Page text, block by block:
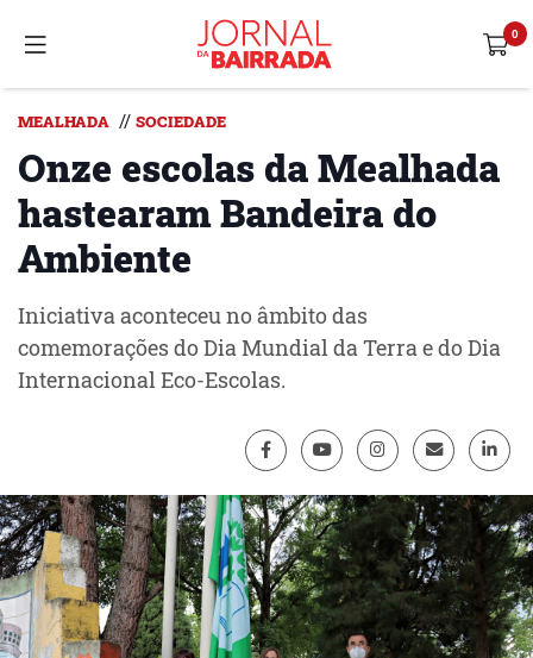
MEALHADA // SOCIEDADE
Onze escolas da Mealhada
hastearam Bandeira do
Ambiente
Iniciativa aconteceu no âmbito das
comemorações do Dia Mundial da Terra e do Dia
Internacional Eco-Escolas.